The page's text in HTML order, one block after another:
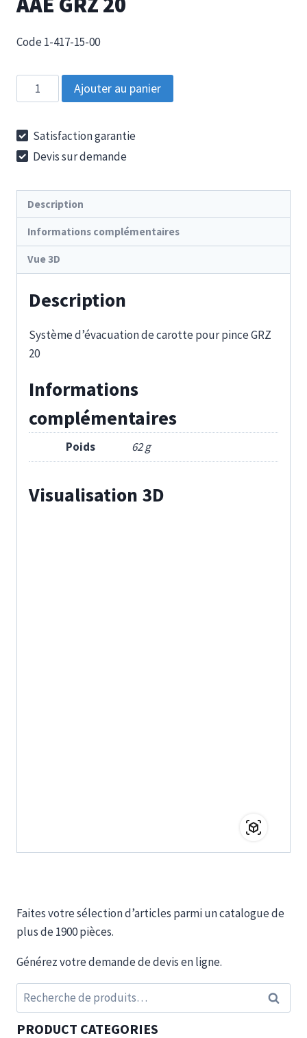
Code 1-417-15-00
quantité
de
GRZ
20
Ajouter au panier
Satisfaction garantie
Devis sur demande
Description
Informations complémentaires
Vue 3D
Description
Système d’évacuation de carotte pour pince GRZ
20
Informations
complémentaires
Poids 62 g
Visualisation 3D
Faites votre sélection d’articles parmi un catalogue de
plus de 1900 pièces.
Générez votre demande de devis en ligne.
Recherche
pour :
PRODUCT CATEGORIES